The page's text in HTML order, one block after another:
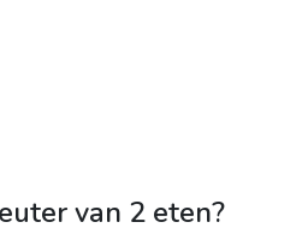
van 2 eten?